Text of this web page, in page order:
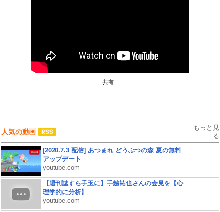
共有:
人気の動画
もっと見
る
[2020.7.3 配信] あつまれ どうぶつの森 夏の無料
アップデート
youtube.com
【週刊誌すら手玉に】手越祐也さんの会見を【心
理学的に分析】
youtube.com